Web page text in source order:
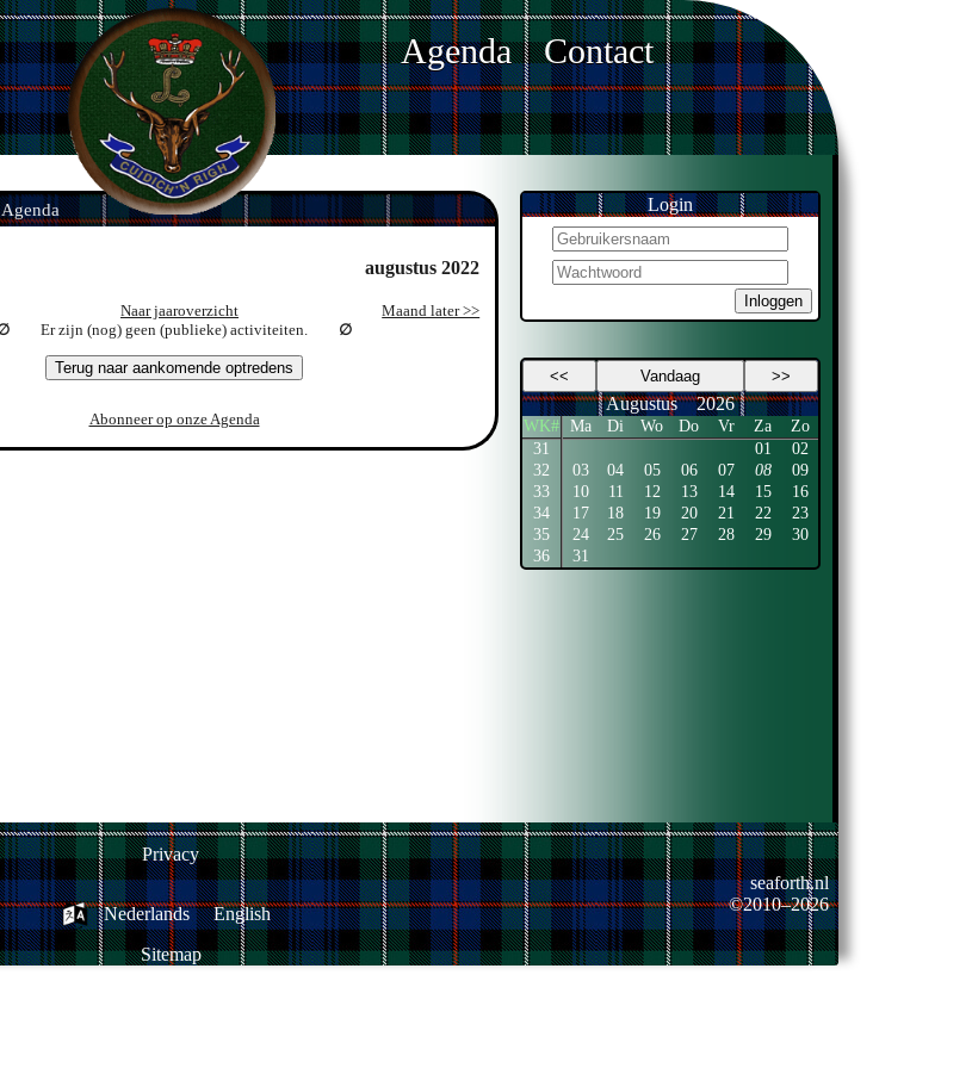
Agenda Contact
Agenda
augustus 2022
Naar jaaroverzicht
Maand later >>
Er zijn (nog) geen (publieke) activiteiten.
Terug naar aankomende optredens
Abonneer op onze Agenda
Login
Inloggen
<< Vandaag >>
Augustus 2026
WK# Ma Di Wo Do Vr Za
Zo
31
01
02
32
03 04 05 06 07 08
09
33
10 11 12 13 14 15
16
34
17 18 19 20 21 22
23
35
24 25 26 27 28 29
30
36
31
Privacy
Nederlands
English
Sitemap
seaforth.nl
©2010–2026